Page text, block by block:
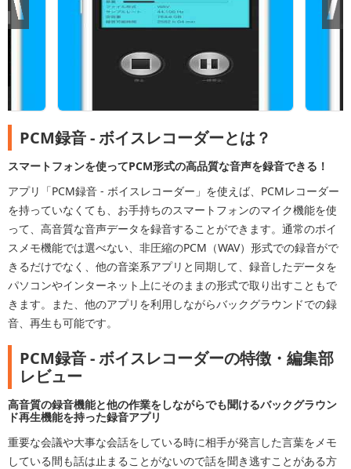
PCM録音 - ボイスレコーダーとは？
スマートフォンを使ってPCM形式の高品質な音声を録音できる！
アプリ「PCM録音 - ボイスレコーダー」を使えば、PCMレコーダー
を持っていなくても、お手持ちのスマートフォンのマイク機能を使
って、高音質な音声データを録音することができます。通常のボイ
スメモ機能では選べない、非圧縮のPCM（WAV）形式での録音がで
きるだけでなく、他の音楽系アプリと同期して、録音したデータを
パソコンやインターネット上にそのままの形式で取り出すこともで
きます。また、他のアプリを利用しながらバックグラウンドでの録
音、再生も可能です。
PCM録音 - ボイスレコーダーの特徴・編集部
レビュー
高音質の録音機能と他の作業をしながらでも聞けるバックグラウン
ド再生機能を持った録音アプリ
重要な会議や大事な会話をしている時に相手が発言した言葉をメモ
している間も話は止まることがないので話を聞き逃すことがある方